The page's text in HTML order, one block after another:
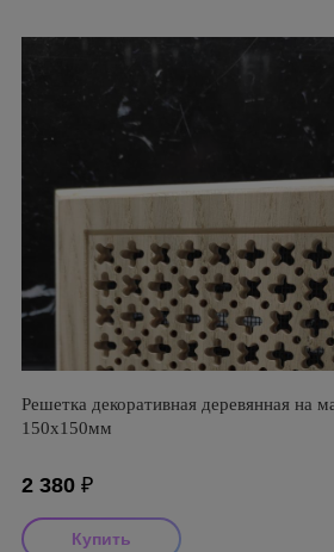
Решетка декоративная деревянная на
150х150мм
2 380 ₽